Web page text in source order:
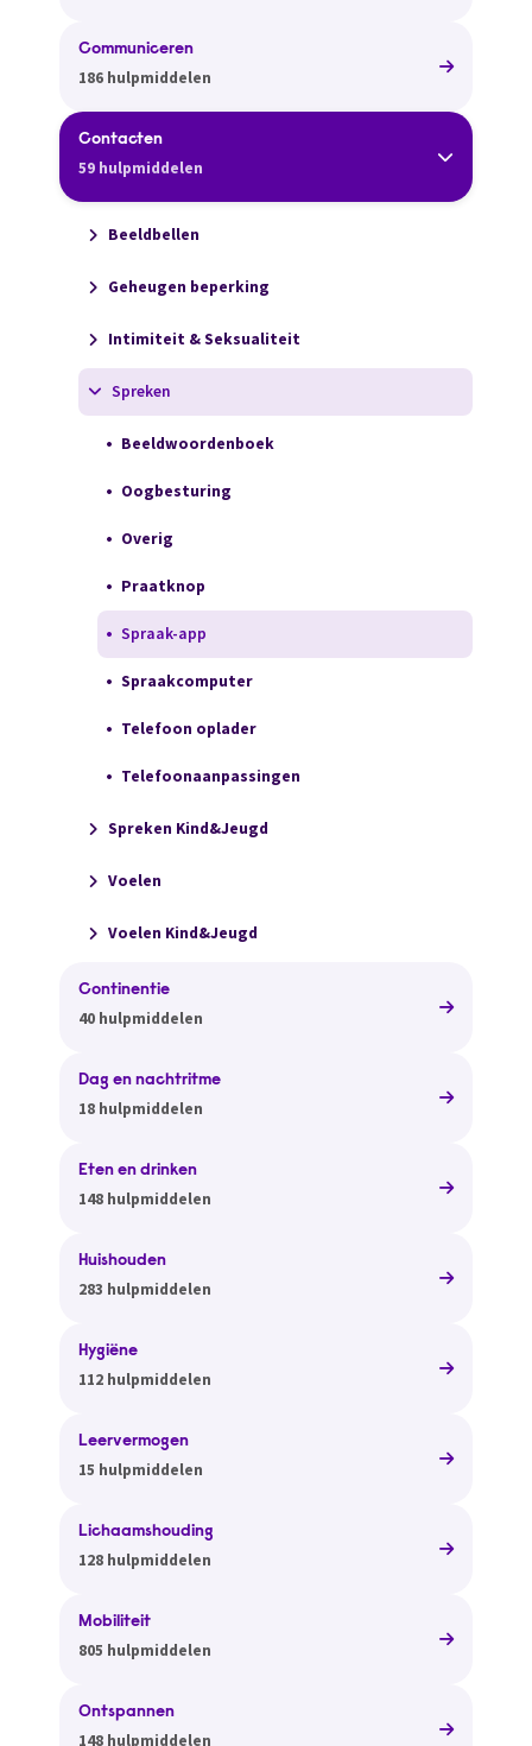
Communiceren
186 hulpmiddelen
Contacten
59 hulpmiddelen
Beeldbellen
Geheugen beperking
Intimiteit & Seksualiteit
Spreken
Beeldwoordenboek
Oogbesturing
Overig
Praatknop
Spraak-app
Spraakcomputer
Telefoon oplader
Telefoonaanpassingen
Spreken Kind&Jeugd
Voelen
Voelen Kind&Jeugd
Continentie
40 hulpmiddelen
Dag en nachtritme
18 hulpmiddelen
Eten en drinken
148 hulpmiddelen
Huishouden
283 hulpmiddelen
Hygiëne
112 hulpmiddelen
Leervermogen
15 hulpmiddelen
Lichaamshouding
128 hulpmiddelen
Mobiliteit
805 hulpmiddelen
Ontspannen
148 hulpmiddelen